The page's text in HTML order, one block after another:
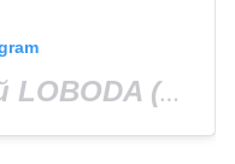
Допис, поширений LOBODA (@lobodaofficial)